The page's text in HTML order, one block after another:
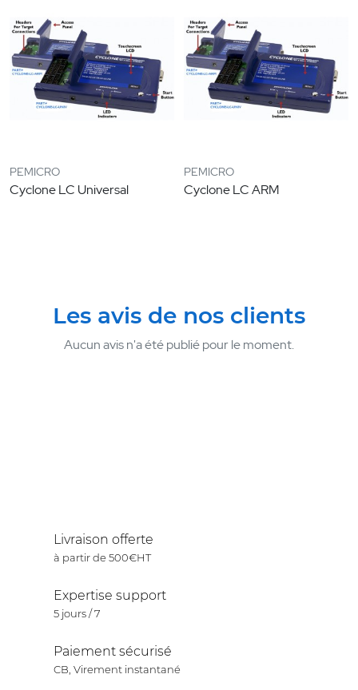
PEMICRO
Cyclone LC Universal
PEMICRO
Cyclone LC ARM
Les avis de nos clients
Aucun avis n'a été publié pour le moment.
Livraison offerte
à partir de 500€HT
Expertise support
5 jours / 7
Paiement sécurisé
CB, Virement instantané